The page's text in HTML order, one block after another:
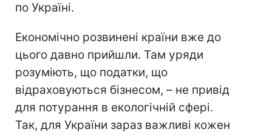
по Україні.
Економічно розвинені країни вже до
цього давно прийшли. Там уряди
розуміють, що податки, що
відраховуються бізнесом, – не привід
для потурання в екологічній сфері.
Так, для України зараз важливі кожен